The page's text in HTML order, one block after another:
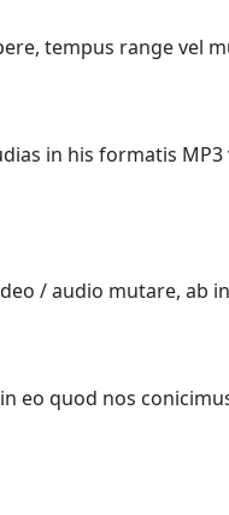
tempus range vel
in his formatis MP3
/ audio mutare, ab
eo quod nos